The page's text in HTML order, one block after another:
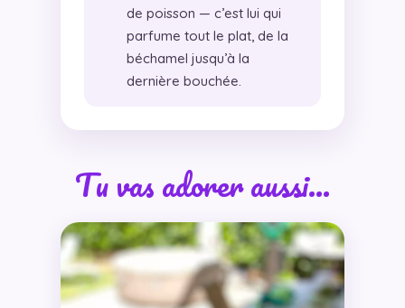
de poisson — c’est lui qui
parfume tout le plat, de la
béchamel jusqu’à la
dernière bouchée.
Tu vas adorer aussi…